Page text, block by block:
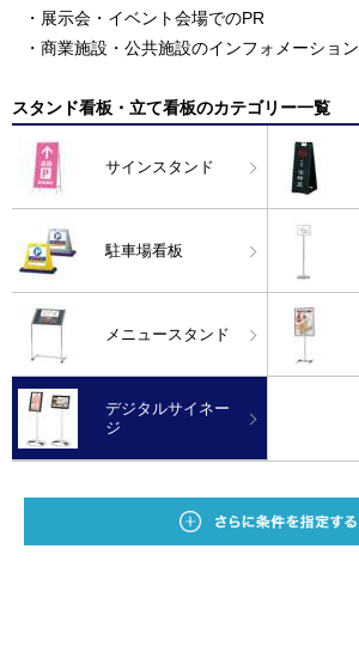
・展示会・イベント会場でのPR
・商業施設・公共施設のインフォメーション
スタンド看板・立て看板のカテゴリー一覧
サインスタンド
駐車場看板
メニュースタンド
デジタルサイネー
ジ